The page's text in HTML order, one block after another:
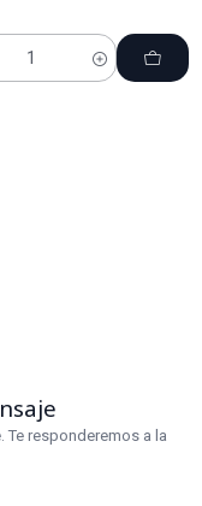
responderemos a la